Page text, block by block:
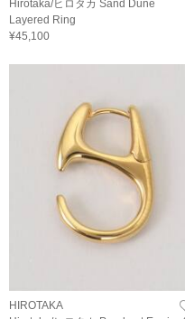
Hirotaka/ヒロタカ Sand Dune
Layered Ring
¥45,100
HIROTAKA